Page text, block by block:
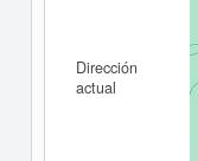
Dirección
actual